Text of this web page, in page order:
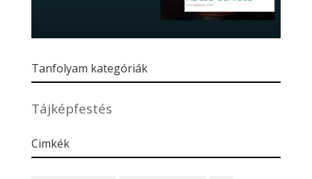
Tanfolyam kategóriák
Tájképfestés
Cimkék